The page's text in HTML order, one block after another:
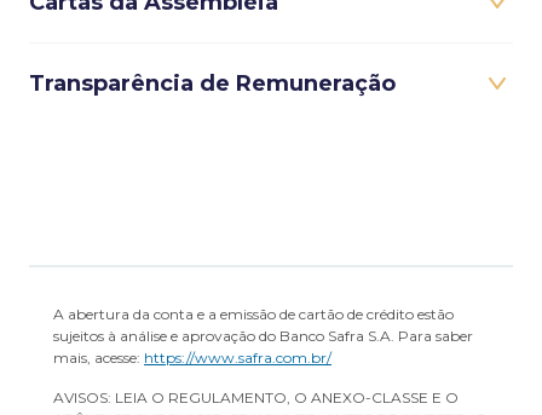
Transparência de Remuneração
A abertura da conta e a emissão de cartão de crédito estão
sujeitos à análise e aprovação do Banco Safra S.A. Para saber
mais, acesse: https://www.safra.com.br/
AVISOS: LEIA O REGULAMENTO, O ANEXO-CLASSE E O